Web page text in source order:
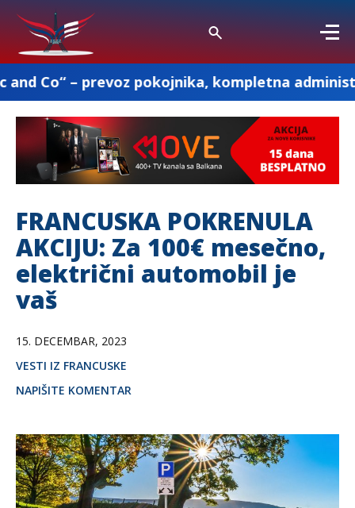
pokojnika, kompletna administracija i
FRANCUSKA POKRENULA
AKCIJU: Za 100€ mesečno,
električni automobil je
vaš
15. DECEMBAR, 2023
VESTI IZ FRANCUSKE
NAPIŠITE KOMENTAR